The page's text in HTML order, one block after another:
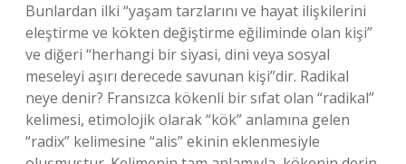
Bunlardan ilki “yaşam tarzlarını ve hayat ilişkilerini
eleştirme ve kökten değiştirme eğiliminde olan kişi”
ve diğeri “herhangi bir siyasi, dini veya sosyal
meseleyi aşırı derecede savunan kişi”dir. Radikal
neye denir? Fransızca kökenli bir sıfat olan “radikal”
kelimesi, etimolojik olarak “kök” anlamına gelen
“radix” kelimesine “alis” ekinin eklenmesiyle